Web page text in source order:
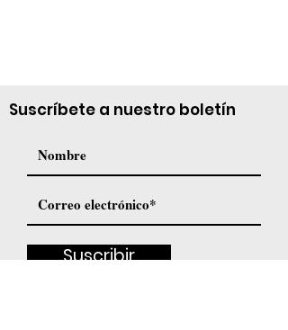
Suscríbete a nuestro boletín
Suscribir